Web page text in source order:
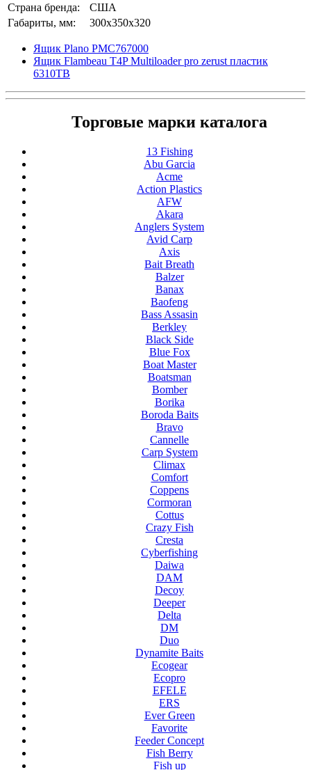
Страна бренда:
США
Габариты, мм:
300x350x320
Ящик Plano PMC767000
Ящик Flambeau T4P Multiloader pro zerust пластик
6310TB
Торговые марки каталога
13 Fishing
Abu Garcia
Acme
Action Plastics
AFW
Akara
Anglers System
Avid Carp
Axis
Bait Breath
Balzer
Banax
Baofeng
Bass Assasin
Berkley
Black Side
Blue Fox
Boat Master
Boatsman
Bomber
Borika
Boroda Baits
Bravo
Cannelle
Carp System
Climax
Comfort
Coppens
Cormoran
Cottus
Crazy Fish
Cresta
Cyberfishing
Daiwa
DAM
Decoy
Deeper
Delta
DM
Duo
Dynamite Baits
Ecogear
Ecopro
EFELE
ERS
Ever Green
Favorite
Feeder Concept
Fish Berry
Fish up